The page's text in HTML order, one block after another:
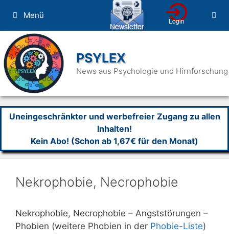
Inhalt
springen
Menü
PSYLEX
News aus Psychologie und Hirnforschung
Uneingeschränkter und werbefreier Zugang zu allen
Inhalten!
Kein Abo! (Schon ab 1,67€ für den Monat)
Nekrophobie, Necrophobie
Nekrophobie, Necrophobie – Angststörungen –
Phobien (weitere Phobien in der Phobie-Liste)